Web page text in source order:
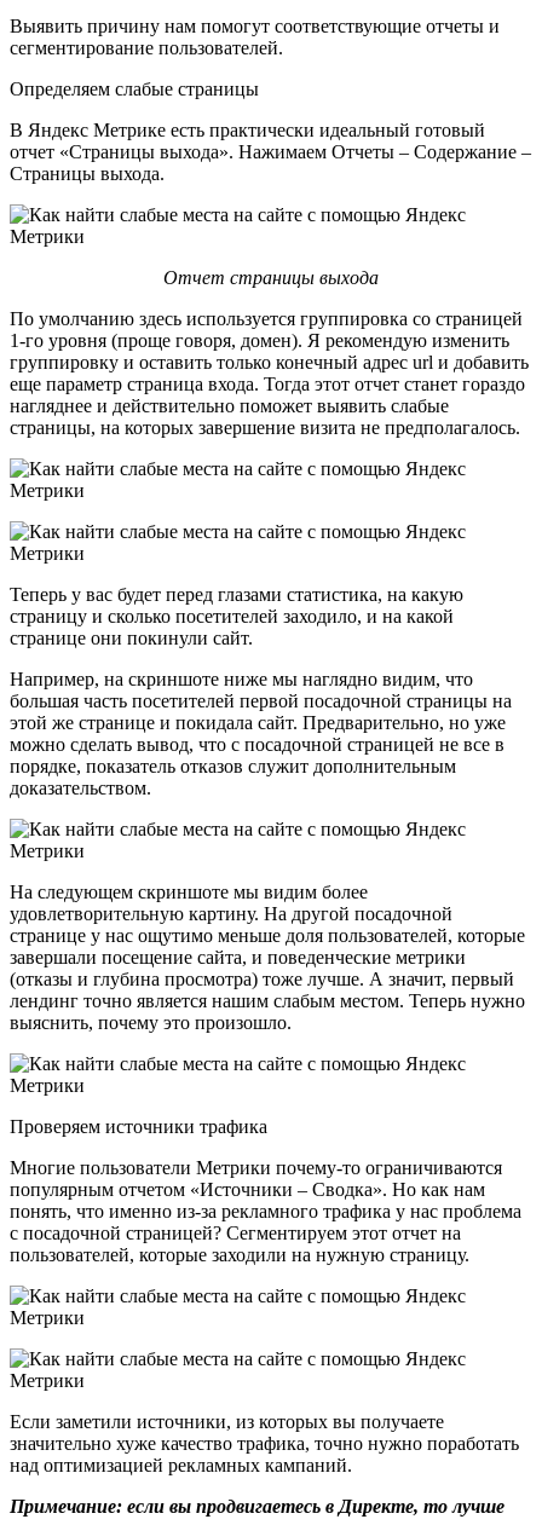
Выявить причину нам помогут соответствующие отчеты и
сегментирование пользователей.
Определяем слабые страницы
В Яндекс Метрике есть практически идеальный готовый
отчет «Страницы выхода». Нажимаем Отчеты – Содержание –
Страницы выхода.
Отчет страницы выхода
По умолчанию здесь используется группировка со страницей
1-го уровня (проще говоря, домен). Я рекомендую изменить
группировку и оставить только конечный адрес url и добавить
еще параметр страница входа. Тогда этот отчет станет гораздо
нагляднее и действительно поможет выявить слабые
страницы, на которых завершение визита не предполагалось.
Теперь у вас будет перед глазами статистика, на какую
страницу и сколько посетителей заходило, и на какой
странице они покинули сайт.
Например, на скриншоте ниже мы наглядно видим, что
большая часть посетителей первой посадочной страницы на
этой же странице и покидала сайт. Предварительно, но уже
можно сделать вывод, что с посадочной страницей не все в
порядке, показатель отказов служит дополнительным
доказательством.
На следующем скриншоте мы видим более
удовлетворительную картину. На другой посадочной
странице у нас ощутимо меньше доля пользователей, которые
завершали посещение сайта, и поведенческие метрики
(отказы и глубина просмотра) тоже лучше. А значит, первый
лендинг точно является нашим слабым местом. Теперь нужно
выяснить, почему это произошло.
Проверяем источники трафика
Многие пользователи Метрики почему-то ограничиваются
популярным отчетом «Источники – Сводка». Но как нам
понять, что именно из-за рекламного трафика у нас проблема
с посадочной страницей? Сегментируем этот отчет на
пользователей, которые заходили на нужную страницу.
Если заметили источники, из которых вы получаете
значительно хуже качество трафика, точно нужно поработать
над оптимизацией рекламных кампаний.
Примечание: если вы продвигаетесь в Директе, то лучше